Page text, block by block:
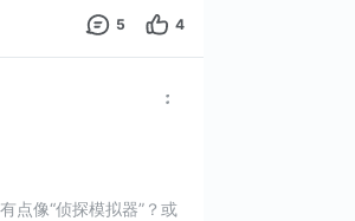
5 4
点像“侦探模拟器”？或